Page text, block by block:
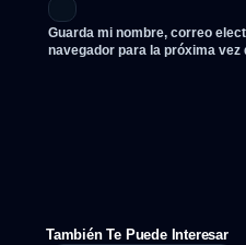
Guarda mi nombre, correo
navegador para la próxima vez
También Te Puede Interesar